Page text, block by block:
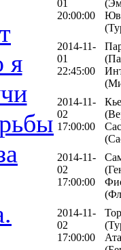
я
01
20:00:00
2014-11-
01
22:45:00
2014-11-
02
17:00:00
2014-11-
02
17:00:00
2014-11-
02
17:00:00